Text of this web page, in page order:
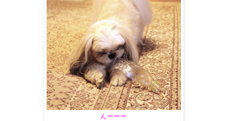
んーーー